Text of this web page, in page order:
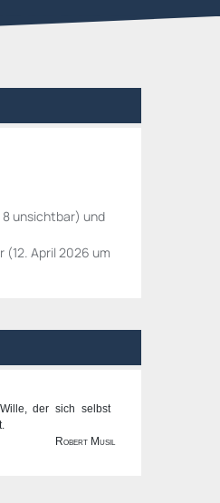
8 unsichtbar) und
(12. April 2026 um
der sich selbst
Robert Musil